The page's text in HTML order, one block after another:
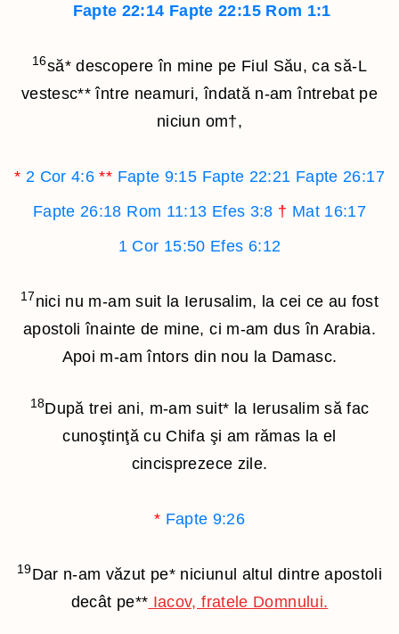
Fapte 22:14 Fapte 22:15 Rom 1:1
16să*descopere în mine pe Fiul Său, ca să-L
vestesc** între neamuri, îndată n-am întrebat pe
niciun om†,
* 2 Cor 4:6 ** Fapte 9:15 Fapte 22:21 Fapte 26:17
Fapte 26:18 Rom 11:13 Efes 3:8 † Mat 16:17
1 Cor 15:50 Efes 6:12
17 nici nu m-am suit la Ierusalim, la cei ce au fost
apostoli înainte de mine, ci m-am dus în Arabia.
Apoi m-am întors din nou la Damasc.
18După trei ani, m-am suit* la Ierusalim să fac
cunoştinţă cu Chifa şi am rămas la el
cincisprezece zile.
* Fapte 9:26
19Dar n-am văzut pe* niciunul altul dintre apostoli
decât pe** Iacov, fratele Domnului.